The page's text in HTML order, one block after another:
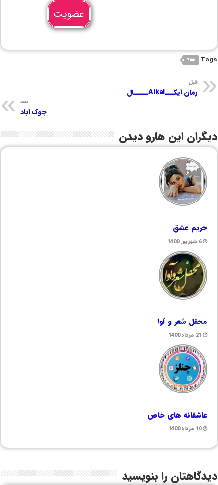
عضویت
Tags
❤️?
قبل
رمان آیکـــAikalـــــال
بعد
جوک اباد
دیگران این هارو دیدن
حریم عشق
6 شهریور 1400
محفل شعر و آوا
21 مرداد 1400
عاشقانه های خاص
10 مرداد 1400
دیدگاهتان را بنویسید